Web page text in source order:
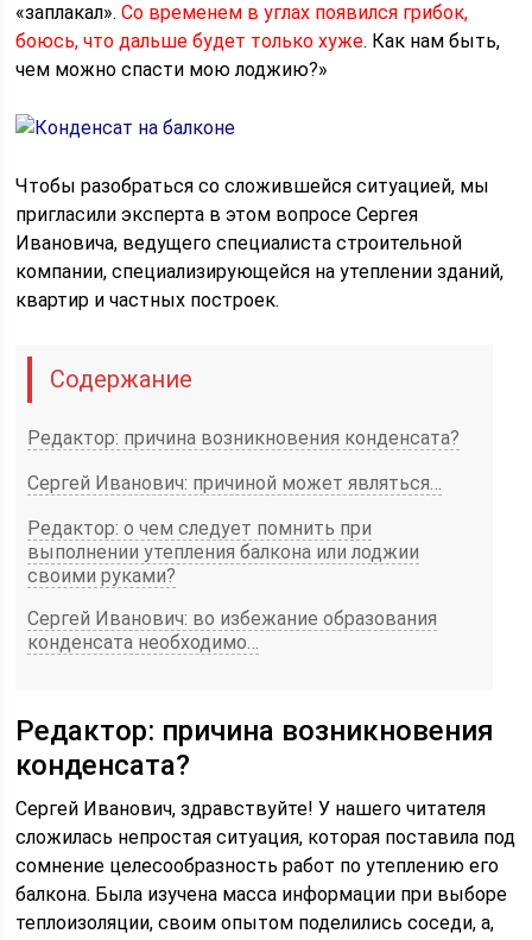
«заплакал».Со временем в углах появился грибок,
боюсь, что дальше будет только хуже. Как нам быть,
чем можно спасти мою лоджию?»
Чтобы разобраться со сложившейся ситуацией, мы
пригласили эксперта в этом вопросе Сергея
Ивановича, ведущего специалиста строительной
компании, специализирующейся на утеплении зданий,
квартир и частных построек.
Содержание
Редактор: причина возникновения конденсата?
Сергей Иванович: причиной может являться…
Редактор: о чем следует помнить при
выполнении утепления балкона или лоджии
своими руками?
Сергей Иванович: во избежание образования
конденсата необходимо…
Редактор: причина возникновения
конденсата?
Сергей Иванович, здравствуйте! У нашего читателя
сложилась непростая ситуация, которая поставила под
сомнение целесообразность работ по утеплению его
балкона. Была изучена масса информации при выборе
теплоизоляции, своим опытом поделились соседи, а,